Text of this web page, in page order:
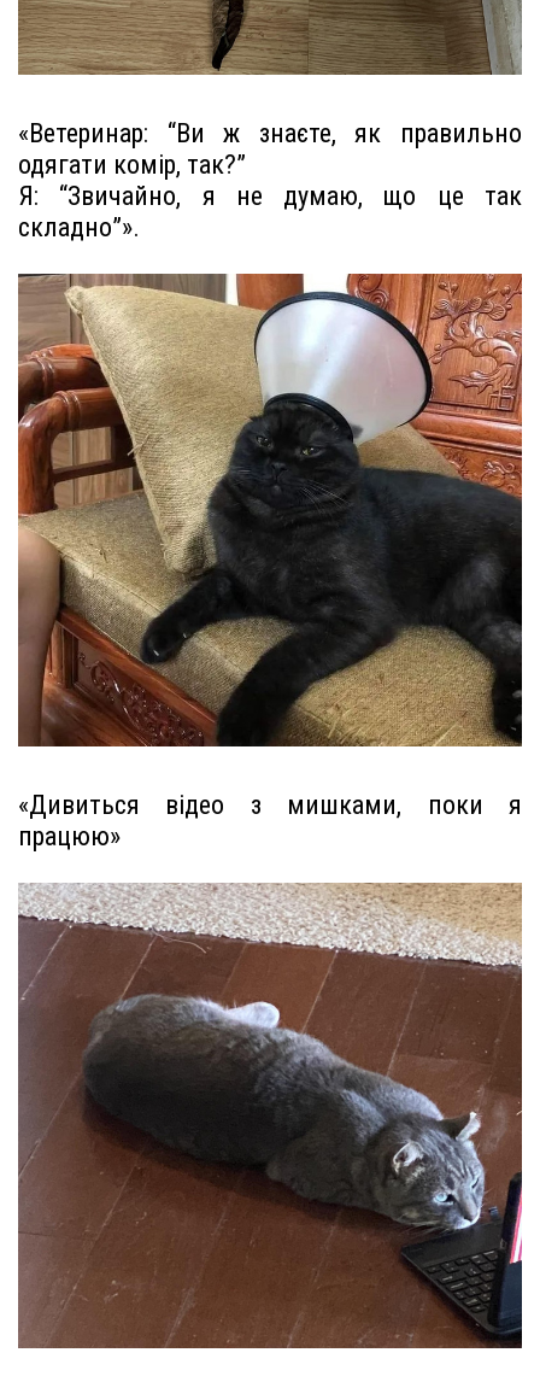
«Ветеринар: “Ви ж знаєте, як правильно
одягати комір, так?”
Я: “Звичайно, я не думаю, що це так
складно”».
«Дивиться відео з мишками, поки я
працюю»